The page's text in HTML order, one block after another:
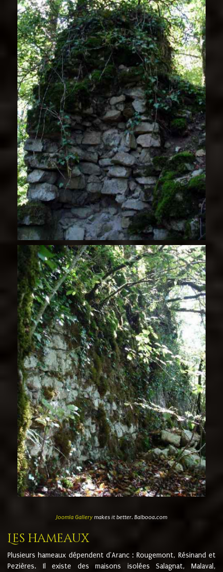
Joomla Gallerymakes it better. Balbooa.com
Les hameaux
Plusieurs hameaux dépendent d'Aranc : Rougemont, Résinand et
Pezières. Il existe des maisons isolées Salagnat, Malaval,